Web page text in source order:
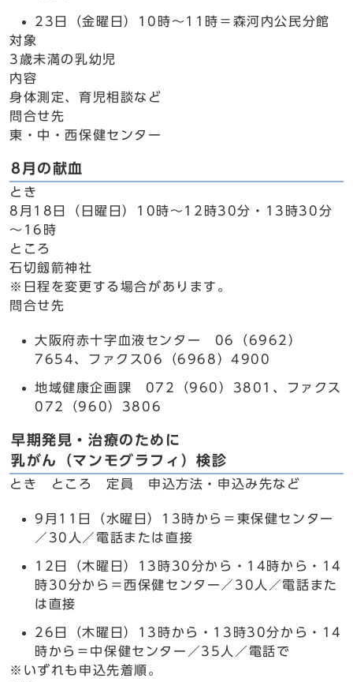
23日（金曜日）10時～11時＝森河内公民分館
対象
3歳未満の乳幼児
内容
身体測定、育児相談など
問合せ先
東・中・西保健センター
8月の献血
とき
8月18日（日曜日）10時～12時30分・13時30分
～16時
ところ
石切劔箭神社
※日程を変更する場合があります。
問合せ先
大阪府赤十字血液センター 06（6962）
7654、ファクス06（6968）4900
地域健康企画課 072（960）3801、ファクス
072（960）3806
早期発見・治療のために
乳がん（マンモグラフィ）検診
とき ところ 定員 申込方法・申込み先など
9月11日（水曜日）13時から＝東保健センター
／30人／電話または直接
12日（木曜日）13時30分から・14時から・14
時30分から＝西保健センター／30人／電話また
は直接
26日（木曜日）13時から・13時30分から・14
時から＝中保健センター／35人／電話で
※いずれも申込先着順。